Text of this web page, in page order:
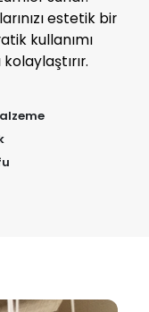
estetik bir
kullanımı